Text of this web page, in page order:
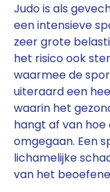
Judo is als
een intensieve
zeer grote
het risico ook
waarmee de
uiteraard een
waarin het
hangt af van
omgegaan. Een
lichamelijke
van het